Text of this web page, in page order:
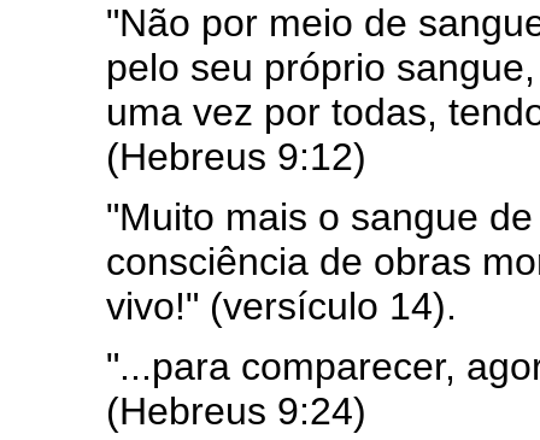
"Não por meio de
pelo seu próprio
uma vez por todas,
(Hebreus 9:12)
"Muito mais o sangue
consciência de obras
vivo!" (versículo 14).
"...para comparecer,
(Hebreus 9:24)